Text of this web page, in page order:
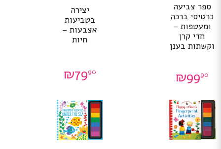
ספר צביעה
כרטיסי ברכה
ומעטפות –
חדי קרן
וקשתות בענן
₪9990
יצירה
בטביעות
אצבעות –
חיות
₪7990